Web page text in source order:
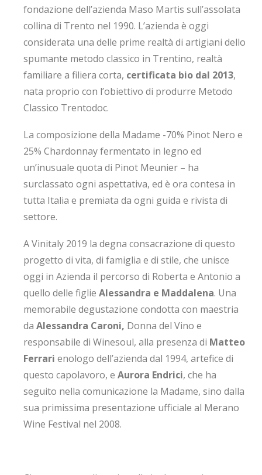
fondazione dell’azienda Maso Martis sull’assolata
collina di Trento nel 1990. L’azienda è oggi
considerata una delle prime realtà di artigiani dello
spumante metodo classico in Trentino, realtà
familiare a filiera corta, certificata bio dal 2013,
nata proprio con l’obiettivo di produrre Metodo
Classico Trentodoc.
La composizione della Madame -70% Pinot Nero e
25% Chardonnay fermentato in legno ed
un’inusuale quota di Pinot Meunier – ha
surclassato ogni aspettativa, ed è ora contesa in
tutta Italia e premiata da ogni guida e rivista di
settore.
A Vinitaly 2019 la degna consacrazione di questo
progetto di vita, di famiglia e di stile, che unisce
oggi in Azienda il percorso di Roberta e Antonio a
quello delle figlie Alessandra e Maddalena. Una
memorabile degustazione condotta con maestria
da Alessandra Caroni, Donna del Vino e
responsabile di Winesoul, alla presenza di Matteo
Ferrari enologo dell’azienda dal 1994, artefice di
questo capolavoro, e Aurora Endrici, che ha
seguito nella comunicazione la Madame, sino dalla
sua primissima presentazione ufficiale al Merano
Wine Festival nel 2008.